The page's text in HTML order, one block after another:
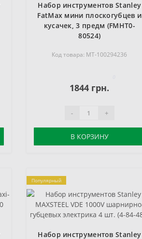
Набор инструментов Stanley
FatMax мини плоскогубцев и
кусачек, 3 предм (FMHT0-
80524)
Код товара: MT-100294236
1844 грн.
- +
В КОРЗИНУ
Популярный
Набор инструментов Stanley